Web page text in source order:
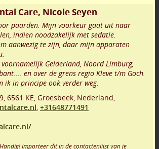
Care, Nicole Seyen
paarden. Mijn voorkeur gaat uit naar
indien noodzakelijk met sedatie.
aanwezig te zijn, daar mijn apparaten
Gelderland, Noord Limburg,
en over de grens regio Kleve t/m Goch.
ik in principe ook verder weg.
6561 KE Groesbeek Nederland,
+31648771491
Handig! Importeer dit in de contactenlijst van je